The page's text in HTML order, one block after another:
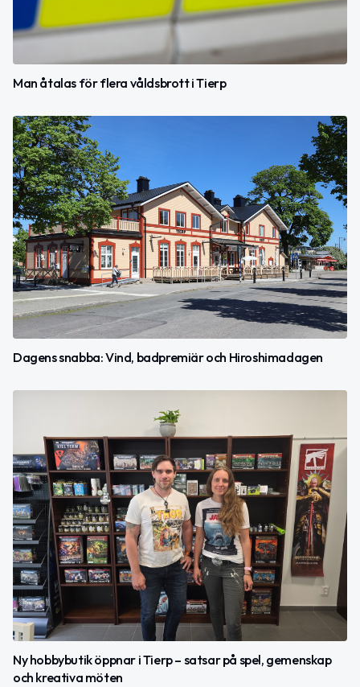
Man åtalas för flera våldsbrott i Tierp
Dagens snabba: Vind, badpremiär och Hiroshimadagen
Ny hobbybutik öppnar i Tierp – satsar på spel, gemenskap
och kreativa möten